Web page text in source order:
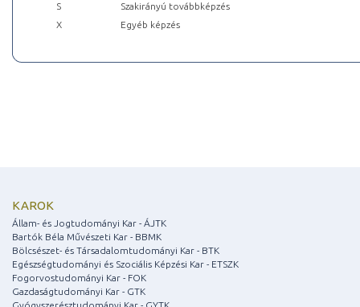
S
Szakirányú továbbképzés
X
Egyéb képzés
KAROK
Állam- és Jogtudományi Kar - ÁJTK
Bartók Béla Művészeti Kar - BBMK
Bölcsészet- és Társadalomtudományi Kar - BTK
Egészségtudományi és Szociális Képzési Kar - ETSZK
Fogorvostudományi Kar - FOK
Gazdaságtudományi Kar - GTK